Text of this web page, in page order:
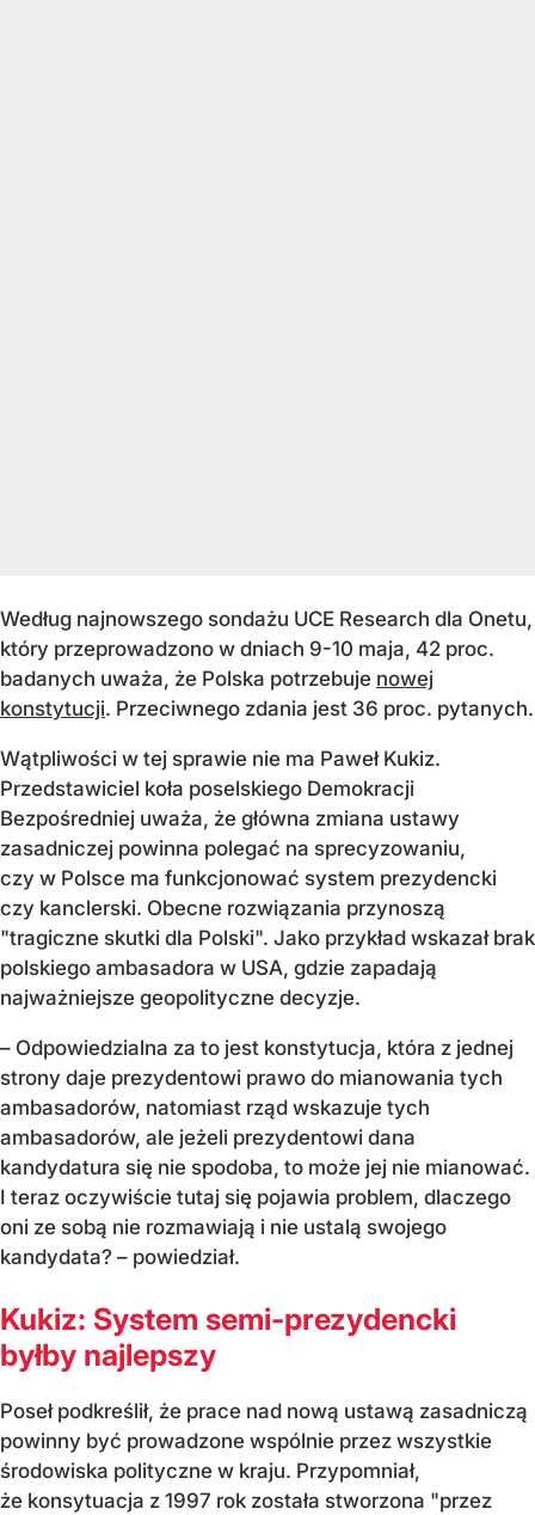
Według najnowszego sondażu UCE Research dla Onetu,
który przeprowadzono w dniach 9-10 maja, 42 proc.
badanych uważa, że Polska potrzebuje nowej
konstytucji. Przeciwnego zdania jest 36 proc. pytanych.
Wątpliwości w tej sprawie nie ma Paweł Kukiz.
Przedstawiciel koła poselskiego Demokracji
Bezpośredniej uważa, że główna zmiana ustawy
zasadniczej powinna polegać na sprecyzowaniu,
czy w Polsce ma funkcjonować system prezydencki
czy kanclerski. Obecne rozwiązania przynoszą
"tragiczne skutki dla Polski". Jako przykład wskazał brak
polskiego ambasadora w USA, gdzie zapadają
najważniejsze geopolityczne decyzje.
– Odpowiedzialna za to jest konstytucja, która z jednej
strony daje prezydentowi prawo do mianowania tych
ambasadorów, natomiast rząd wskazuje tych
ambasadorów, ale jeżeli prezydentowi dana
kandydatura się nie spodoba, to może jej nie mianować.
I teraz oczywiście tutaj się pojawia problem, dlaczego
oni ze sobą nie rozmawiają i nie ustalą swojego
kandydata? – powiedział.
Kukiz: System semi-prezydencki
byłby najlepszy
Poseł podkreślił, że prace nad nową ustawą zasadniczą
powinny być prowadzone wspólnie przez wszystkie
środowiska polityczne w kraju. Przypomniał,
że konsytuacja z 1997 rok została stworzona "przez